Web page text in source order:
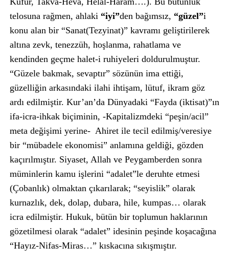
telosuna rağmen, ahlaki “iyi”den bağımsız, “güzel”i
konu alan bir “Sanat(Tezyinat)” kavramı geliştirilerek
altına zevk, tenezzüh, hoşlanma, rahatlama ve
kendinden geçme halet-i ruhiyeleri doldurulmuştur.
“Güzele bakmak, sevaptır” sözünün ima ettiği,
güzelliğin arkasındaki ilahi ihtişam, lütuf, ikram göz
ardı edilmiştir. Kur’an’da Dünyadaki “Fayda (iktisat)”ın
ifa-icra-ihkak biçiminin, -Kapitalizmdeki “peşin/acil”
meta değişimi yerine- Ahiret ile tecil edilmiş/veresiye
bir “mübadele ekonomisi” anlamına geldiği, gözden
kaçırılmıştır. Siyaset, Allah ve Peygamberden sonra
müminlerin kamu işlerini “adalet”le deruhte etmesi
(Çobanlık) olmaktan çıkarılarak; “seyislik” olarak
kurnazlık, dek, dolap, dubara, hile, kumpas… olarak
icra edilmiştir. Hukuk, bütün bir toplumun haklarının
gözetilmesi olarak “adalet” idesinin peşinde koşacağına
“Hayız-Nifas-Miras…” kıskacına sıkışmıştır.